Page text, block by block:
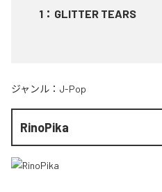
1 ： GLITTER TEARS
ジャンル： J-Pop
RinoPika